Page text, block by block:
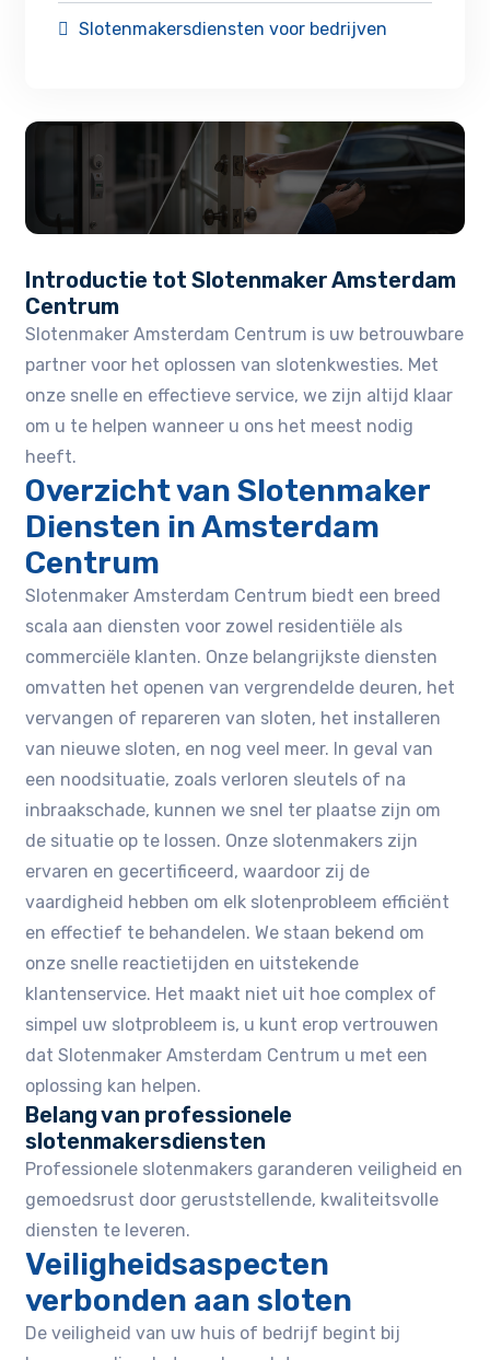
Slotenmakersdiensten voor bedrijven
Introductie tot Slotenmaker Amsterdam
Centrum
Slotenmaker Amsterdam Centrum is uw betrouwbare
partner voor het oplossen van slotenkwesties.​ Met
onze snelle en effectieve service‚ we zijn altijd klaar
om u te helpen wanneer u ons het meest nodig
heeft.​
Overzicht van Slotenmaker
Diensten in Amsterdam
Centrum
Slotenmaker Amsterdam Centrum biedt een breed
scala aan diensten voor zowel residentiële als
commerciële klanten.​ Onze belangrijkste diensten
omvatten het openen van vergrendelde deuren‚ het
vervangen of repareren van sloten‚ het installeren
van nieuwe sloten‚ en nog veel meer.​ In geval van
een noodsituatie‚ zoals verloren sleutels of na
inbraakschade‚ kunnen we snel ter plaatse zijn om
de situatie op te lossen.​ Onze slotenmakers zijn
ervaren en gecertificeerd‚ waardoor zij de
vaardigheid hebben om elk slotenprobleem efficiënt
en effectief te behandelen.​ We staan bekend om
onze snelle reactietijden en uitstekende
klantenservice.​ Het maakt niet uit hoe complex of
simpel uw slotprobleem is‚ u kunt erop vertrouwen
dat Slotenmaker Amsterdam Centrum u met een
oplossing kan helpen.
Belang van professionele
slotenmakersdiensten
Professionele slotenmakers garanderen veiligheid en
gemoedsrust door geruststellende‚ kwaliteitsvolle
diensten te leveren.​
Veiligheidsaspecten
verbonden aan sloten
De veiligheid van uw huis of bedrijf begint bij